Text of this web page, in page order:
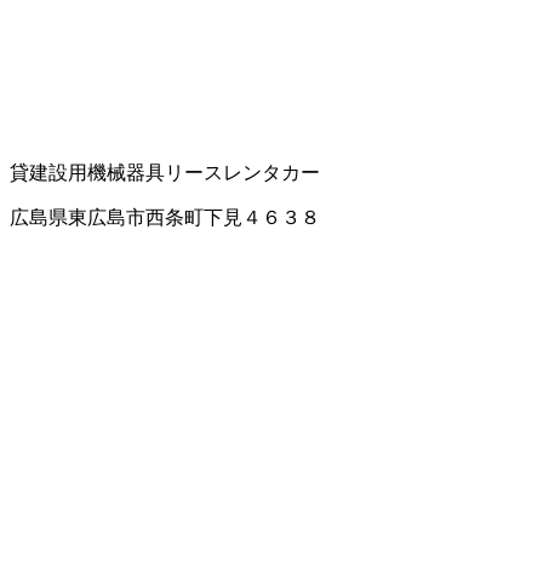
貸建設用機械器具リース レンタカー
広島県東広島市西条町下見４６３８